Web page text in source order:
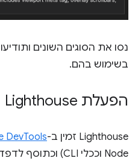
נסו את הסוגים השונים
בשימוש בהם.
הפעלת Lighthouse
Lighthouse זמין ב- DevTools
Node וככלי CLI) וכתוסף לדפדפן (ב-